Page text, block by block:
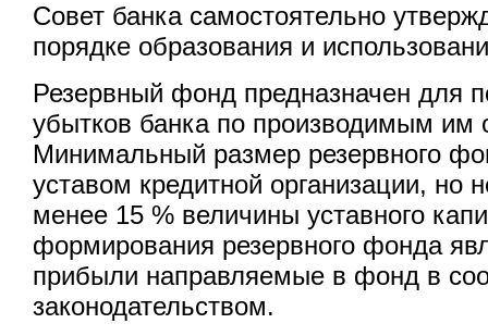
Совет банка самостоятельно
порядке образования и
Резервный фонд предназначен для
убытков банка по производимым им
Минимальный размер резервного
уставом кредитной организации, но
менее 15 % величины уставного
формирования резервного фонда
прибыли направляемые в фонд в
законодательством.